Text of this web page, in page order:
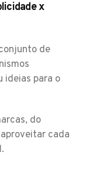
x
de
ideias para o
do
cada